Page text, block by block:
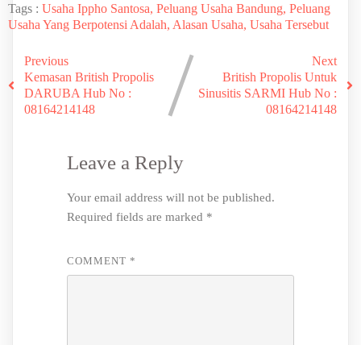
Tags : Usaha Ippho Santosa, Peluang Usaha Bandung, Peluang
Usaha Yang Berpotensi Adalah, Alasan Usaha, Usaha Tersebut
Previous
Kemasan British Propolis
DARUBA Hub No :
08164214148
Next
British Propolis Untuk
Sinusitis SARMI Hub No :
08164214148
Leave a Reply
Your email address will not be published.
Required fields are marked *
COMMENT *